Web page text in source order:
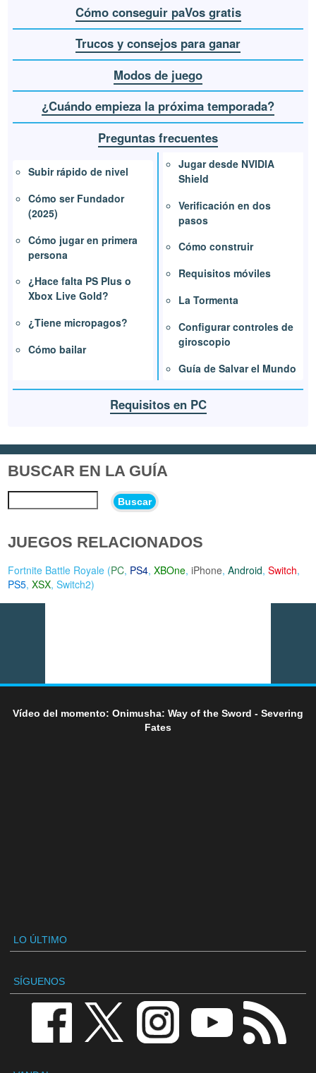
Cómo conseguir paVos gratis
Trucos y consejos para ganar
Modos de juego
¿Cuándo empieza la próxima temporada?
Preguntas frecuentes
Subir rápido de nivel
Cómo ser Fundador
(2025)
Cómo jugar en primera
persona
¿Hace falta PS Plus o
Xbox Live Gold?
¿Tiene micropagos?
Cómo bailar
Jugar desde NVIDIA
Shield
Verificación en dos
pasos
Cómo construir
Requisitos móviles
La Tormenta
Configurar controles de
giroscopio
Guía de Salvar el Mundo
Requisitos en PC
BUSCAR EN LA GUÍA
Buscar
JUEGOS RELACIONADOS
Fortnite Battle Royale (PC, PS4,XBOne,iPhone,Android,Switch,
PS5,XSX,Switch2)
Vídeo del momento: Onimusha: Way of the Sword - Severing
Fates
LO ÚLTIMO
SÍGUENOS